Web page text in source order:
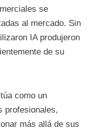
se
al mercado. Sin
IA produjeron
de su
como un
profesionales,
más allá de sus